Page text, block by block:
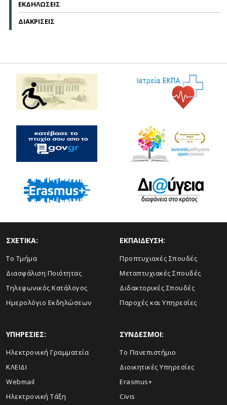
ΕΚΔΗΛΩΣΕΙΣ
ΔΙΑΚΡΙΣΕΙΣ
ΣΧΕΤΙΚΑ:
Το Τμήμα
Διασφάλιση Ποιότητας
Τηλεφωνικός Κατάλογος
Ημερολόγιο Εκδηλώσεων
ΕΚΠΑΙΔΕΥΣΗ:
Προπτυχιακές Σπουδές
Μεταπτυχιακές Σπουδές
Διδακτορικές Σπουδές
Παροχές και Υπηρεσίες
ΥΠΗΡΕΣΙΕΣ:
Ηλεκτρονική Γραμματεία
ΚΛΕΙΔΙ
Webmail
Ηλεκτρονική Τάξη
ΣΥΝΔΕΣΜΟΙ:
Το Πανεπιστήμιο
Διοικητικές Υπηρεσίες
Erasmus+
Civis